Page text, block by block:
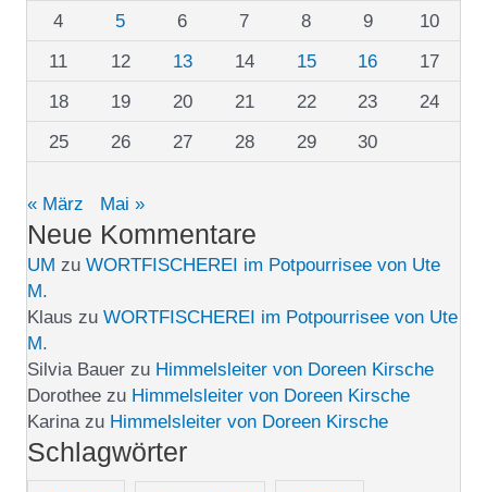
4
5 6 7 8 9
10
11
12 13 14 15 16
17
18
19 20 21 22 23
24
25
26 27 28 29 30
« März Mai »
Neue Kommentare
UM zu WORTFISCHEREI im Potpourrisee von Ute
M.
Klaus zu WORTFISCHEREI im Potpourrisee von Ute
M.
Silvia Bauer zu Himmelsleiter von Doreen Kirsche
Dorothee zu Himmelsleiter von Doreen Kirsche
Karina zu Himmelsleiter von Doreen Kirsche
Schlagwörter